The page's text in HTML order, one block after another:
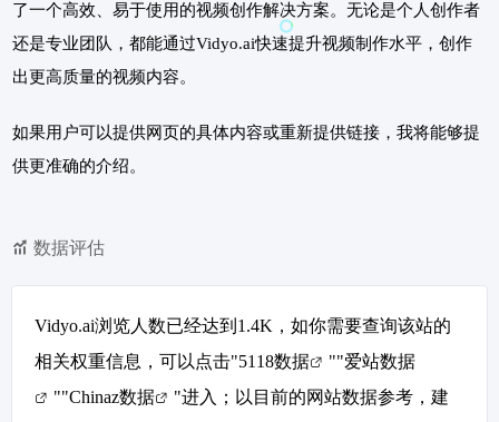
了一个高效、易于使用的视频创作解决方案。无论是个人创作者
还是专业团队，都能通过Vidyo.ai快速提升视频制作水平，创作
出更高质量的视频内容。
如果用户可以提供网页的具体内容或重新提供链接，我将能够提
供更准确的介绍。
数据评估
Vidyo.ai浏览人数已经达到1.4K，如你需要查询该站的
相关权重信息，可以点击"5118数据 ""爱站数据
""Chinaz数据
"进入；以目前的网站数据参考，建